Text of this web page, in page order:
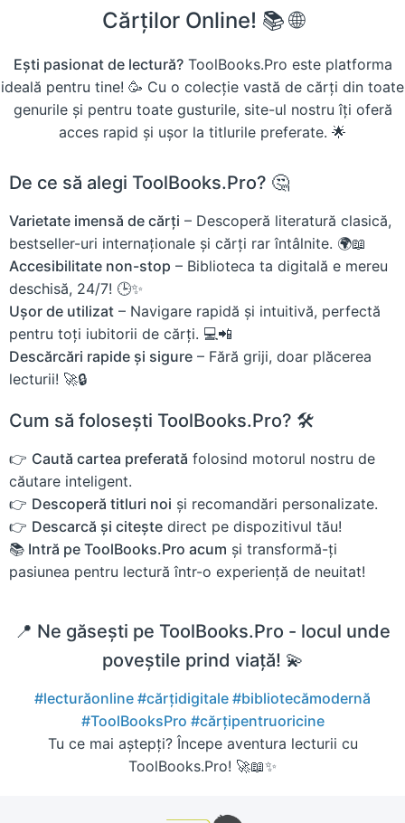
Cărților Online! 📚 🌐
Ești pasionat de lectură?ToolBooks.Pro este platforma
ideală pentru tine! 🥳 Cu o colecție vastă de cărți din toate
genurile și pentru toate gusturile, site-ul nostru îți oferă
acces rapid și ușor la titlurile preferate. 🌟
De ce să alegi ToolBooks.Pro? 🤔
Varietate imensă de cărți – Descoperă literatură clasică,
bestseller-uri internaționale și cărți rar întâlnite. 🌍📖
Accesibilitate non-stop – Biblioteca ta digitală e mereu
deschisă, 24/7! 🕒✨
Ușor de utilizat – Navigare rapidă și intuitivă, perfectă
pentru toți iubitorii de cărți. 💻📲
Descărcări rapide și sigure – Fără griji, doar plăcerea
lecturii! 🚀🔒
Cum să folosești ToolBooks.Pro? 🛠️
👉 Caută cartea preferată folosind motorul nostru de
căutare inteligent.
👉 Descoperă titluri noi și recomandări personalizate.
👉 Descarcă și citește direct pe dispozitivul tău!
📚 Intră pe ToolBooks.Pro acum și transformă-ți
pasiunea pentru lectură într-o experiență de neuitat!
📍 Ne găsești pe ToolBooks.Pro - locul unde
poveștile prind viață! 💫
#lecturăonline #cărțidigitale #bibliotecămodernă
#ToolBooksPro #cărțipentruoricine
Tu ce mai aștepți? Începe aventura lecturii cu
ToolBooks.Pro! 🚀📖✨